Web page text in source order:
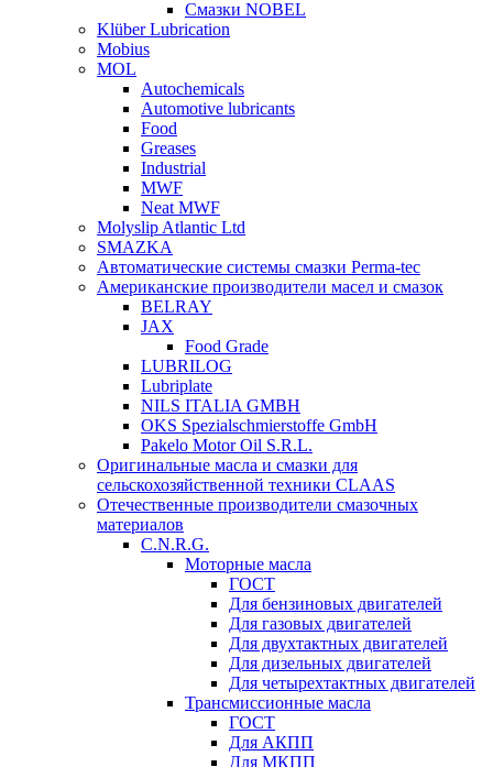
Смазки NOBEL
Klüber Lubrication
Mobius
MOL
Autochemicals
Automotive lubricants
Food
Greases
Industrial
MWF
Neat MWF
Molyslip Atlantic Ltd
SMAZKA
Автоматические системы смазки Perma-tec
Американские производители масел и смазок
BELRAY
JAX
Food Grade
LUBRILOG
Lubriplate
NILS ITALIA GMBH
OKS Spezialschmierstoffe GmbH
Pakelo Motor Oil S.R.L.
Оригинальные масла и смазки для
сельскохозяйственной техники CLAAS
Отечественные производители смазочных
материалов
C.N.R.G.
Моторные масла
ГОСТ
Для бензиновых двигателей
Для газовых двигателей
Для двухтактных двигателей
Для дизельных двигателей
Для четырехтактных двигателей
Трансмиссионные масла
ГОСТ
Для АКПП
Для МКПП